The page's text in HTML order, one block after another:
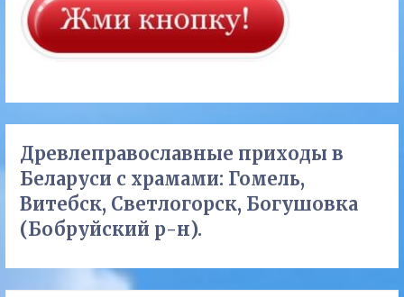
Древлеправославные приходы в
Беларуси с храмами: Гомель,
Витебск, Светлогорск, Богушовка
(Бобруйский р-н).